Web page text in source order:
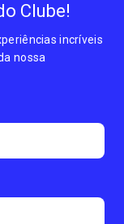
Clube!
incríveis
nossa